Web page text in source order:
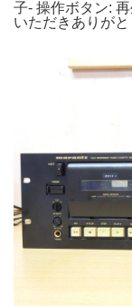
子- 操作ボタン:
いただきありがと